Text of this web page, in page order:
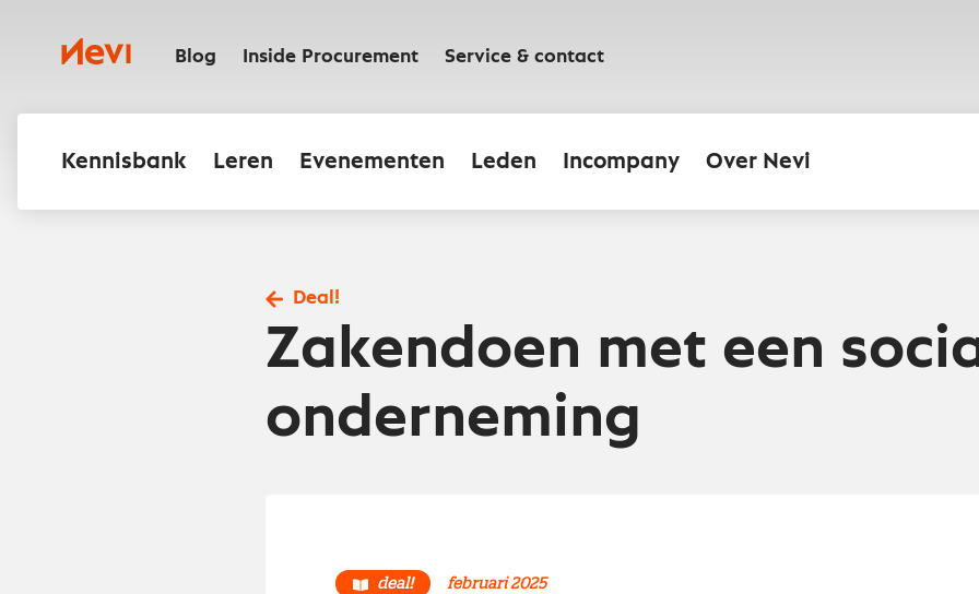
inhoudNevi Blog Inside Procurement Service & contact
Kennisbank Leren Evenementen Leden Incompany Over Nevi
Deal!
Zakendoen met een
onderneming
deal! februari 2025